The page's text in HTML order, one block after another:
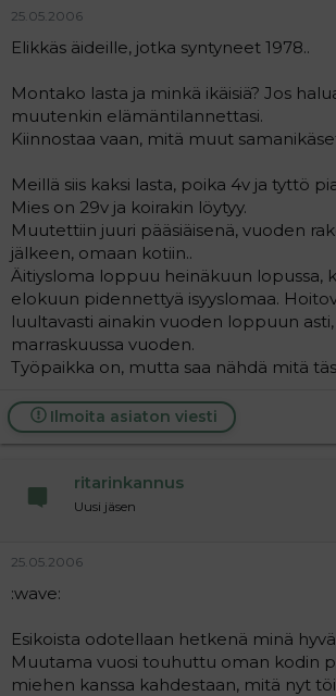
n
a
o
t
t
j
a
i
s
i
25.05.2006
Elikkäs äideille, jotka syntyneet 1978..
Montako lasta ja minkä ikäisiä? Jos
muutenkin elämäntilannettasi.
Kiinnostaa vaan, mitä muut
Meillä siis kaksi lasta, poika 4v ja tyttö
Mies on 29v ja koirakin löytyy.
Muutettiin juuri pääsiäisenä, vuoden
jälkeen, omaan kotiin..
Äitiysloma loppuu heinäkuun lopussa,
elokuun pidennettyä isyyslomaa.
luultavasti ainakin vuoden loppuun
marraskuussa vuoden.
Työpaikka on, mutta saa nähdä mitä
Ilmoita asiaton viesti
ritarinkannus
Uusi jäsen
25.05.2006
:wave:
Esikoista odotellaan hetkenä minä
Muutama vuosi touhuttu oman kodin
miehen kanssa kahdestaan, mitä nyt